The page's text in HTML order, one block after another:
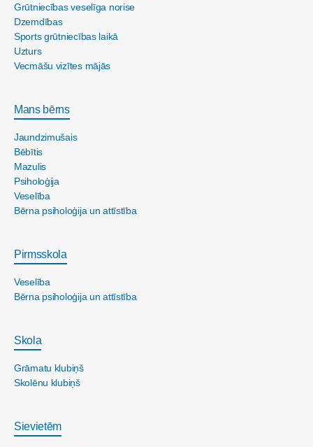
Grūtniecības veselīga norise
Dzemdības
Sports grūtniecības laikā
Uzturs
Vecmāšu vizītes mājās
Mans bērns
Jaundzimušais
Bēbītis
Mazulis
Psiholoģija
Veselība
Bērna psiholoģija un attīstība
Pirmsskola
Veselība
Bērna psiholoģija un attīstība
Skola
Grāmatu klubiņš
Skolēnu klubiņš
Sievietēm